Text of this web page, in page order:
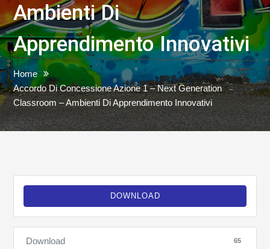
Ambienti Di
Apprendimento Innovativi
Home
Accordo Di Concessione Azione 1 – Next Generation
Classroom – Ambienti Di Apprendimento Innovativi
DOWNLOAD
Download 65